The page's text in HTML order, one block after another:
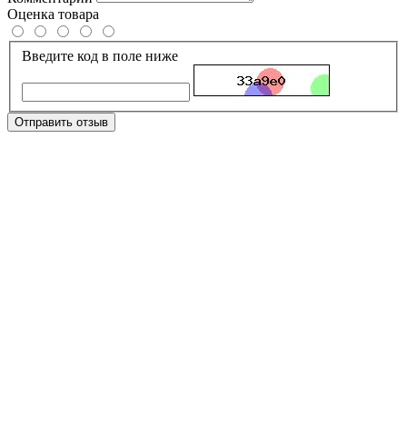
Оценка товара
Введите код в поле ниже
Отправить отзыв